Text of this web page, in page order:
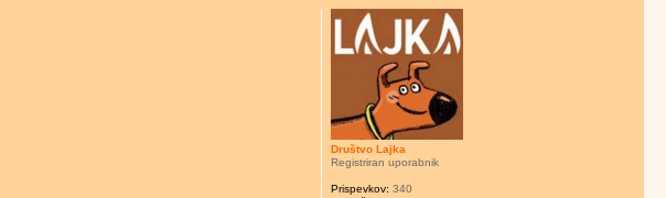
Društvo Lajka
Registriran uporabnik
Prispevkov: 340